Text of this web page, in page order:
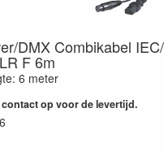
DMX Combikabel
F 6m
6 meter
contact op voor de levertijd.